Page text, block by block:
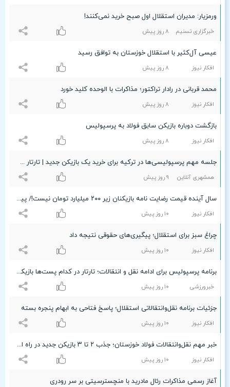
ورمزیار: مدیران استقلال اول صبح خرید نمی‌کنند!
خبرگزاری تسنیم ۸ روز پیش
عیسی آل‌کثیر با استقلال خوزستان به توافق رسید
افکار نیوز ۸ روز پیش
محمد قربانی در رادار تراکتور؛ مذاکرات با الوحده کلید خورد
افکار نیوز ۸ روز پیش
بازگشت دوباره بازیکن سابق فولاد به پرسپولیس
افکار نیوز ۸ روز پیش
جلسه مهم پرسپولیسی‌ها در ترکیه برای خرید یک بازیکن جدید | تارتار هنوز راضی نیست
همشهری آنلاین ٩ روز پیش
سال آینده قیمت رضایت نامه بازیکنان زیر ۲۰۰ میلیارد تومان نیست!/ پیشخوان
افکار نیوز ۱۰ روز پیش
چراغ سبز برای استقلال؛ پیگیری‌های حقوقی نتیجه داد
افکار نیوز ۱۰ روز پیش
برنامه پرسپولیس برای ادامه نقل و انتقالات؛ تارتار در کدام پست‌ها بازیکن می‌خواهد؟!
خبرورزشی ۱۰ روز پیش
جزئیات برنامه نقل‌وانتقالاتی استقلال؛ پاسخ فتاحی به ابهام پنجره بسته
افکار نیوز ۱۰ روز پیش
خبر مهم نقل‌وانتقالات فولاد خوزستان؛ جذب ۲ تا ۳ بازیکن جدید در راه است
افکار نیوز ۱۰ روز پیش
آغاز رسمی مذاکرات رئال مادرید با منچسترسیتی بر سر رودری